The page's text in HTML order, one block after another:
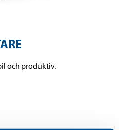
och produktiv.